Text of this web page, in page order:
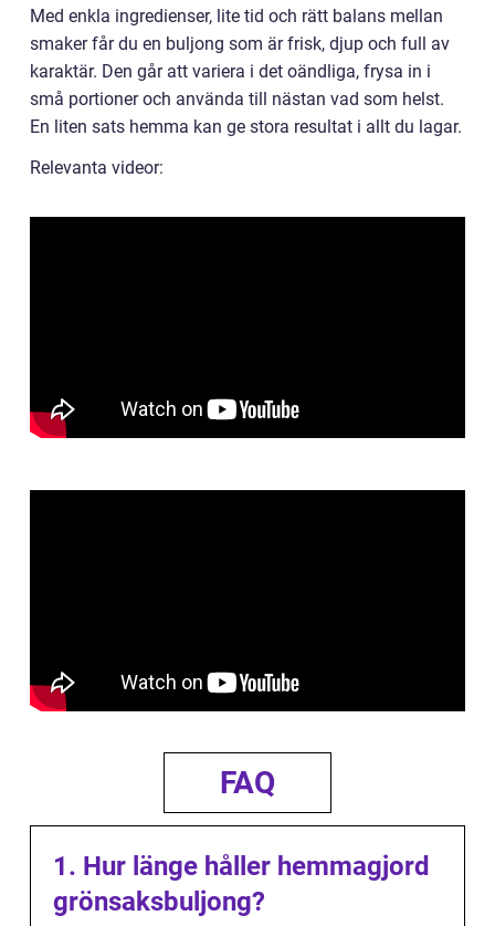
Med enkla ingredienser, lite tid och rätt balans mellan
smaker får du en buljong som är frisk, djup och full av
karaktär. Den går att variera i det oändliga, frysa in i
små portioner och använda till nästan vad som helst.
En liten sats hemma kan ge stora resultat i allt du lagar.
Relevanta videor:
FAQ
1. Hur länge håller hemmagjord
grönsaksbuljong?